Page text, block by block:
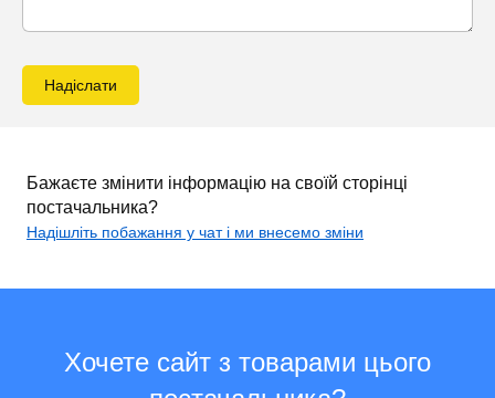
Надіслати
Бажаєте змінити інформацію на своїй сторінці
постачальника?
Надішліть побажання у чат і ми внесемо зміни
Хочете сайт з товарами цього